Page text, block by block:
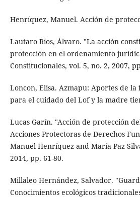
Henríquez, Manuel. Acción de
Lautaro Ríos, Álvaro. "La acción
protección en el ordenamiento
Constitucionales, vol. 5, no. 2, 2007,
Loncon, Elisa. Azmapu: Aportes de la
para el cuidado del Lof y la madre
Lucas Garín. "Acción de protección
Acciones Protectoras de Derechos
Manuel Henríquez and María Paz
2014, pp. 61-80.
Millaleo Hernández, Salvador.
Conocimientos ecológicos